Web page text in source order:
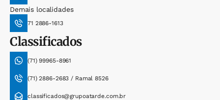
Demais localidades
71 2886-1613
Classificados
(71) 99965-8961
(71) 2886-2683 / Ramal 8526
classificados@grupoatarde.com.br